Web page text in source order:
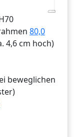
80,0
4,6 cm hoch)
beweglichen